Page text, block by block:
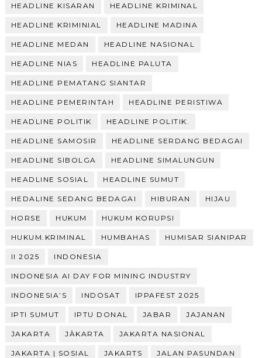
HEADLINE KISARAN HEADLINE KRIMINAL
HEADLINE KRIMINIAL HEADLINE MADINA
HEADLINE MEDAN HEADLINE NASIONAL
HEADLINE NIAS HEADLINE PALUTA
HEADLINE PEMATANG SIANTAR
HEADLINE PEMERINTAH HEADLINE PERISTIWA
HEADLINE POLITIK HEADLINE POLITIK.
HEADLINE SAMOSIR HEADLINE SERDANG BEDAGAI
HEADLINE SIBOLGA HEADLINE SIMALUNGUN
HEADLINE SOSIAL HEADLINE SUMUT
HEDALINE SEDANG BEDAGAI HIBURAN HIJAU
HORSE HUKUM HUKUM KORUPSI
HUKUM.KRIMINAL HUMBAHAS HUMISAR SIANIPAR
II 2025 INDONESIA
INDONESIA AI DAY FOR MINING INDUSTRY
INDONESIA’S INDOSAT IPPAFEST 2025
IPTI SUMUT IPTU DONAL JABAR JAJANAN
JAKARTA JÀKARTA JAKARTA NASIONAL
JAKARTA | SOSIAL JAKARTS JALAN PASUNDAN